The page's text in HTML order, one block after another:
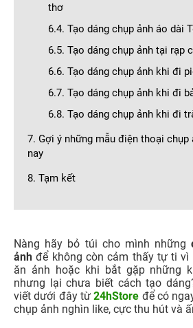
thơ
6.4. Tạo dáng chụp ảnh áo dài
6.5. Tạo dáng chụp ảnh tại rạp
6.6. Tạo dáng chụp ảnh khi đi
6.7. Tạo dáng chụp ảnh khi đi
6.8. Tạo dáng chụp ảnh khi đi
7. Gợi ý những mẫu điện thoại chụp
nay
8. Tạm kết
Nàng hãy bỏ túi cho mình những
ảnh để không còn cảm thấy tự ti vì
ăn ảnh hoặc khi bắt gặp những
nhưng lại chưa biết cách tạo
viết dưới đây từ24hStore để có
chụp ảnh nghìn like, cực thu hút và